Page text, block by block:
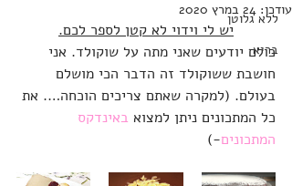
ללא גלוטן
בריא
עודכן: 24 במרץ 2020
יש לי וידוי לא קטן לספר לכם.
כולם יודעים שאני מתה על שוקולד. אני
חושבת ששוקולד זה הדבר הכי מושלם
בעולם. (למקרה שאתם צריכים הוכחה…. את
כל המתכונים ניתן למצוא באינדקס
המתכונים-)